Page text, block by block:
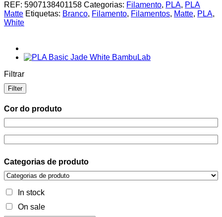
REF: 5907138401158 Categorias: Filamento, PLA, PLA
Matte Etiquetas: Branco, Filamento, Filamentos, Matte, PLA,
White
Filtrar
Filter
Cor do produto
Categorias de produto
In stock
On sale